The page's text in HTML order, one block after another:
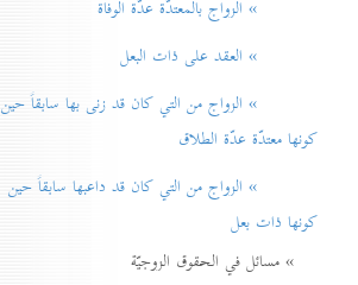
» الزواج بالمعتدّة عدّة الوفاة
» العقد على ذات البعل
» الزواج من التي كان قد زنی بها سابقاً حين
كونها معتدّة عدّة الطلاق
» الزواج من التي كان قد داعبها سابقاً حين
كونها ذات بعل
» مسائل في الحقوق الزوجيّة